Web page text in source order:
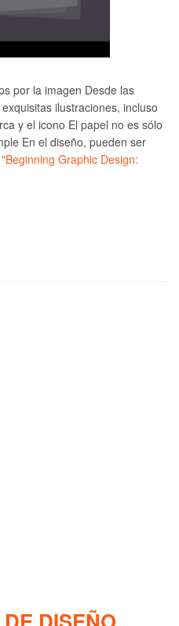
por la imagen Desde las
ilustraciones, incluso
y el icono El papel no es sólo
En el diseño, pueden ser
"Beginning Graphic Design: